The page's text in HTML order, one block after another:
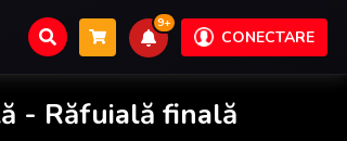
9+
CONECTARE
- Răfuială finală